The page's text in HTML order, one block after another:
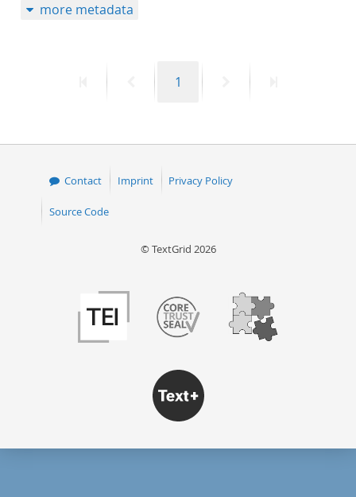
more metadata
PreviousPage
1
Contact Imprint Privacy Policy
Source Code
© TextGrid 2026